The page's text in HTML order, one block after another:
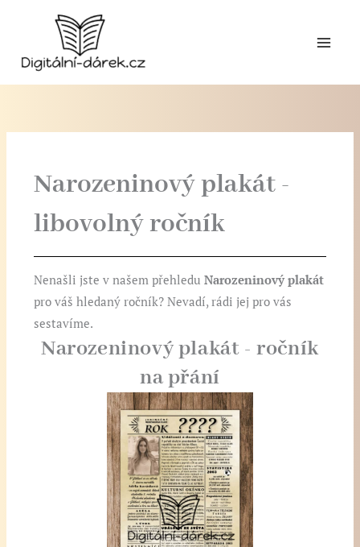
obsah
Narozeninový plakát -
libovolný ročník
Nenašli jste v našem přehleduNarozeninový plakát
pro váš hledaný ročník? Nevadí, rádi jej pro vás
sestavíme.
Narozeninový plakát - ročník
na přání